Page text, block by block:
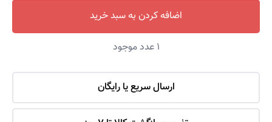
اضافه کردن به سبد خرید
1 عدد موجود
ارسال سریع یا رایگان